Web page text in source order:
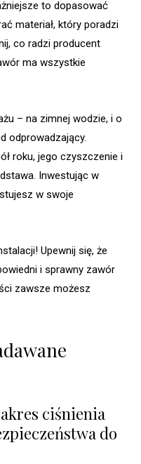
to dopasować
materiał, który poradzi
co radzi producent
ma wszystkie
– na zimnej wodzie, i o
odprowadzający.
roku, jego czyszczenie i
Inwestując w
w swoje
Upewnij się, że
i sprawny zawór
zawsze możesz
ciśnienia
do